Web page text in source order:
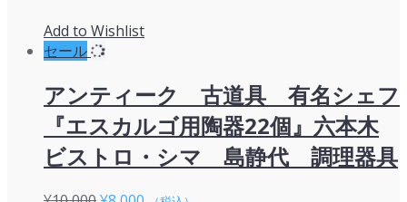
Add to Wishlist
セール
アンティーク 古道具 有名シェフ
『エスカルゴ用陶器22個』六本木
ビストロ・シマ 島静代 調理器具